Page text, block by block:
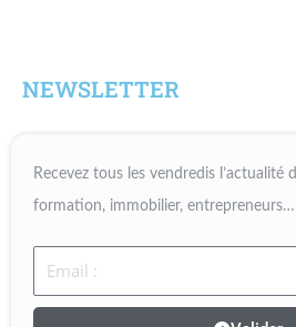
NEWSLETTER
Recevez tous les vendredis l’actualité
formation, immobilier, entrepreneurs…
Email